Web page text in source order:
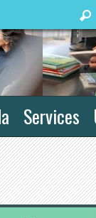
Services